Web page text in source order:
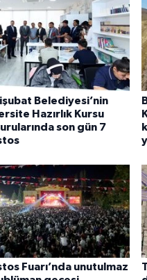
Belediyesi’nin
Hazırlık Kursu
son gün 7
Fuarı’nda unutulmaz